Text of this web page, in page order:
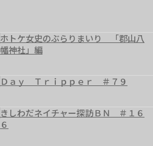
ホトケ女史のぶらりまいり 「郡山八
幡神社」編
Ｄａｙ Ｔｒｉｐｐｅｒ ＃７９
きしわだネイチャー探訪ＢＮ ＃１６
６